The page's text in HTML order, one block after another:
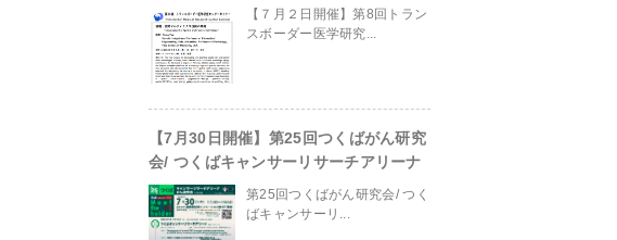
【７月２日開催】第8回トラン
スボーダー医学研究...
【7月30日開催】第25回つくばがん研究
会/ つくばキャンサーリサーチアリーナ
第25回つくばがん研究会/ つく
ばキャンサーリ...